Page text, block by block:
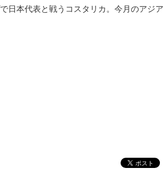
日本代表と戦うコスタリカ。今月のアジ